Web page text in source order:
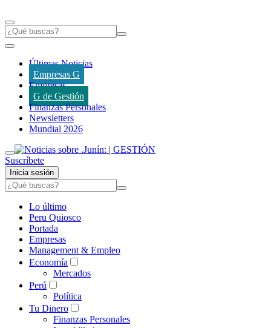
Últimas Noticias
Empresas G
Empresas
G de Gestión
Finanzas Personales
Newsletters
Mundial 2026
Suscríbete
Inicia sesión
Lo último
Peru Quiosco
Portada
Empresas
Management & Empleo
Economía
Mercados
Perú
Política
Tu Dinero
Finanzas Personales